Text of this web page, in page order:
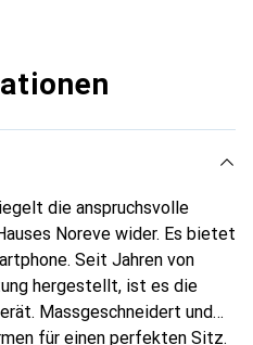
die anspruchsvolle
Noreve wider. Es bietet
Seit Jahren von
hergestellt, ist es die
Massgeschneidert und
für einen perfekten Sitz.